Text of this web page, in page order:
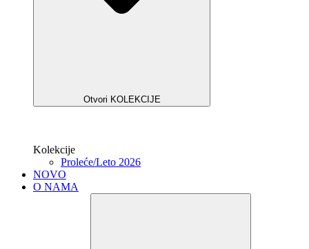
Otvori KOLEKCIJE
Kolekcije
Proleće/Leto 2026
NOVO
O NAMA